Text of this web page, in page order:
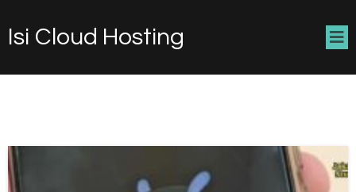
Isi Cloud Hosting